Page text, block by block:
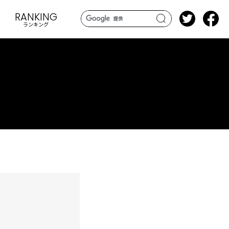
search
RANKING
ランキング